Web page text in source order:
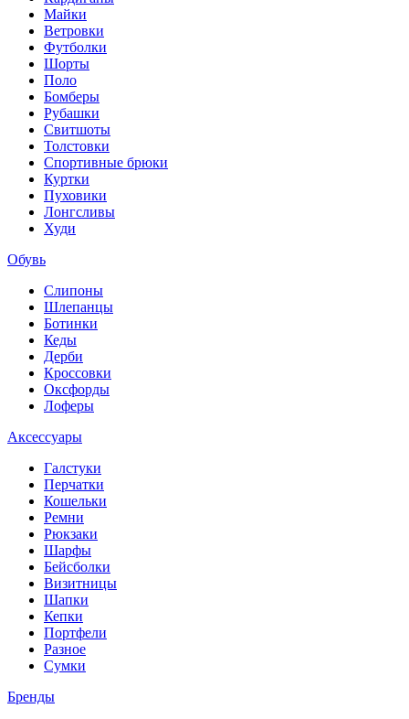
Майки
Ветровки
Футболки
Шорты
Поло
Бомберы
Рубашки
Свитшоты
Толстовки
Спортивные брюки
Куртки
Пуховики
Лонгсливы
Худи
Обувь
Слипоны
Шлепанцы
Ботинки
Кеды
Дерби
Кроссовки
Оксфорды
Лоферы
Аксессуары
Галстуки
Перчатки
Кошельки
Ремни
Рюкзаки
Шарфы
Бейсболки
Визитницы
Шапки
Кепки
Портфели
Разное
Сумки
Бренды